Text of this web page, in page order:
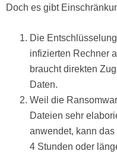
Doch es gibt
Die
infizierten Rechner
braucht direkten
Daten.
Weil die
Dateien sehr
anwendet, kann
4 Stunden oder